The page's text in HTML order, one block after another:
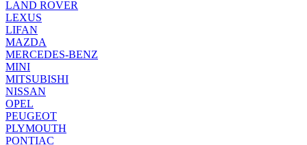
LAND ROVER
LEXUS
LIFAN
MAZDA
MERCEDES-BENZ
MINI
MITSUBISHI
NISSAN
OPEL
PEUGEOT
PLYMOUTH
PONTIAC